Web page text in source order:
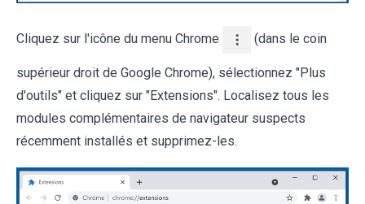
Cliquez sur l'icône du menu Chrome (dans le coin
supérieur droit de Google Chrome), sélectionnez "Plus
d'outils" et cliquez sur "Extensions". Localisez tous les
modules complémentaires de navigateur suspects
récemment installés et supprimez-les.